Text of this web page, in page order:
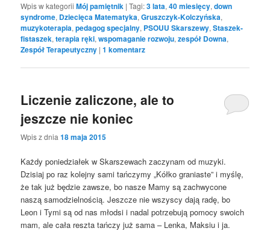
Wpis w kategoriiMój pamiętnik |Tagi:3 lata,40 miesięcy,down
syndrome, Dziecięca Matematyka,Gruszczyk-Kolczyńska,
muzykoterapia,pedagog specjalny, PSOUU Skarszewy,Staszek-
fistaszek,terapia ręki,wspomaganie rozwoju,zespół Downa,
Zespół Terapeutyczny |1 komentarz
Liczenie zaliczone, ale to
jeszcze nie koniec
Wpis z dnia18 maja 2015
Każdy poniedziałek w Skarszewach zaczynam od muzyki.
Dzisiaj po raz kolejny sami tańczymy „Kółko graniaste” i myślę,
że tak już będzie zawsze, bo nasze Mamy są zachwycone
naszą samodzielnością. Jeszcze nie wszyscy dają radę, bo
Leon i Tymi są od nas młodsi i nadal potrzebują pomocy swoich
mam, ale cała reszta tańczy już sama – Lenka, Maksiu i ja.